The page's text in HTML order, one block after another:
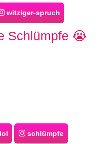
witziger-spruch
Schlümpfe 😭
schlümpfe